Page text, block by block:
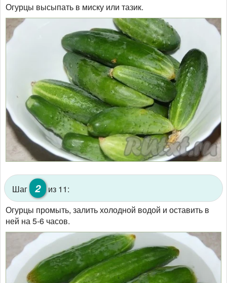
Огурцы высыпать в миску или тазик.
Шаг 2
из 11:
Огурцы промыть, залить холодной водой и оставить в
ней на 5-6 часов.